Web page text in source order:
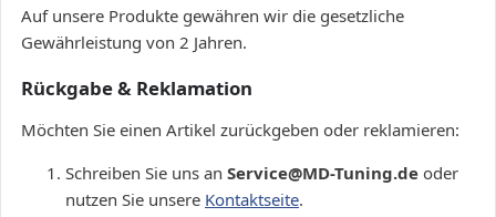
Auf unsere Produkte gewähren wir die gesetzliche
Gewährleistung von 2 Jahren.
Rückgabe & Reklamation
Möchten Sie einen Artikel zurückgeben oder reklamieren:
Schreiben Sie uns an Service@MD-Tuning.de oder
nutzen Sie unsere Kontaktseite.